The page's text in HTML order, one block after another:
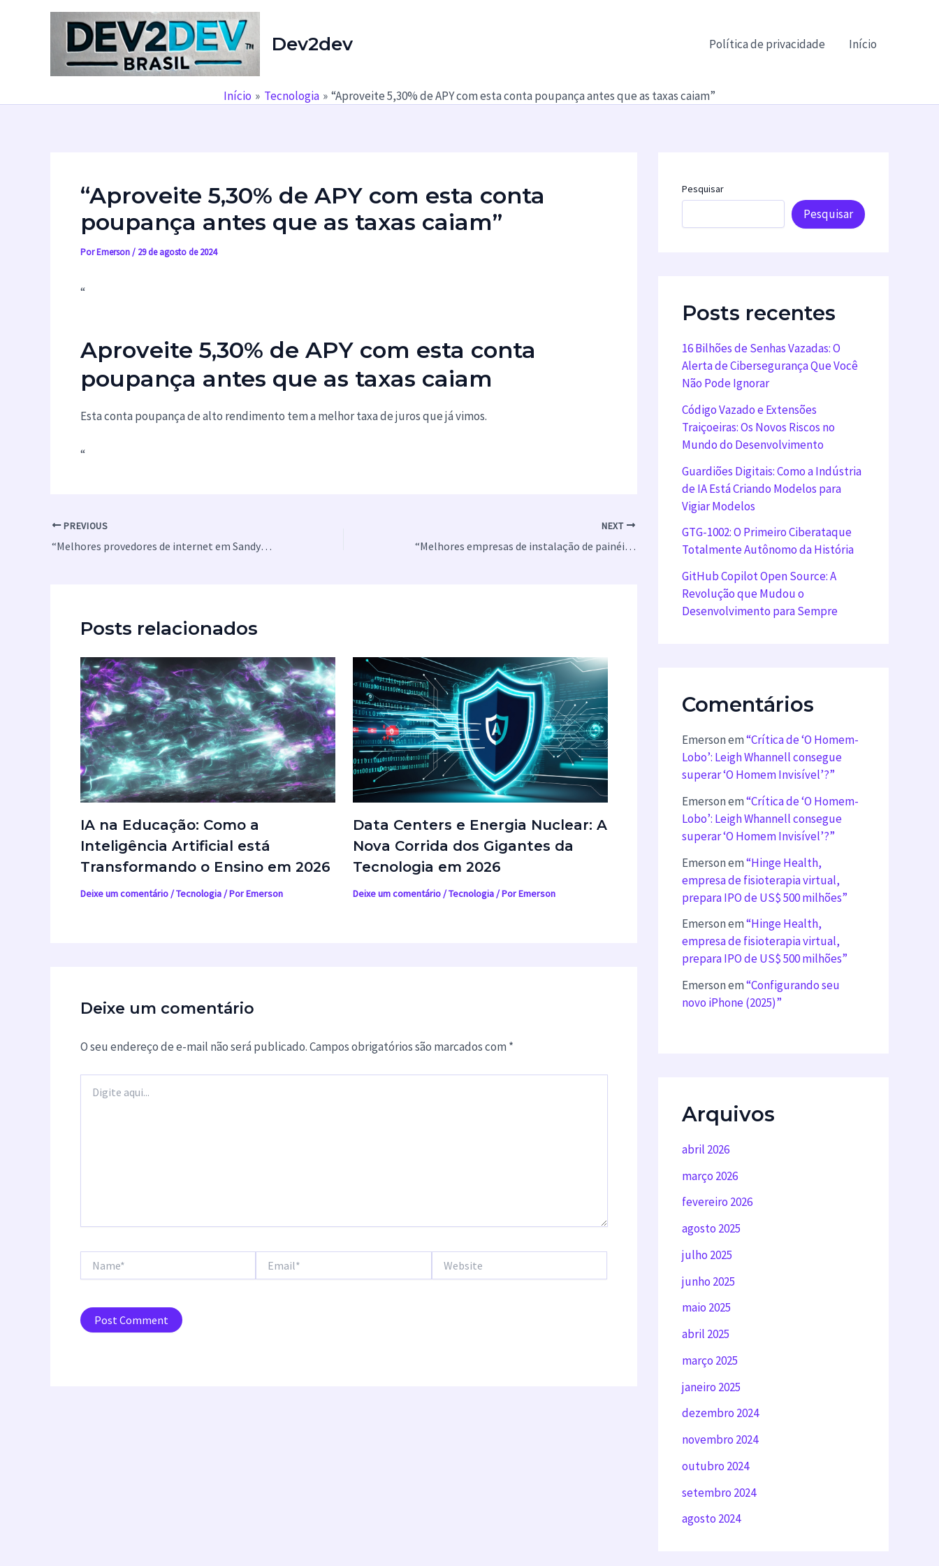
Dev2dev Política de privacidade Início
Início Tecnologia “Aproveite 5,30% de APY com esta conta poupança antes que as taxas caiam”
“Aproveite 5,30% de APY com esta conta
poupança antes que as taxas caiam”
PorEmerson/ 29 de agosto de 2024
“
Aproveite 5,30% de APY com esta conta
poupança antes que as taxas caiam
Esta conta poupança de alto rendimento tem a melhor taxa de juros que já vimos.
“
PREVIOUS
“Melhores provedores de internet em Sandy Springs, Geórgia”
NEXT
“Melhores empresas de instalação de painéis solares no Havaí”
Posts relacionados
IA na Educação: Como a
Inteligência Artificial está
Transformando o Ensino em 2026
Deixe um comentário/Tecnologia/ PorEmerson
Data Centers e Energia Nuclear: A
Nova Corrida dos Gigantes da
Tecnologia em 2026
Deixe um comentário/Tecnologia/ PorEmerson
Deixe um comentário
O seu endereço de e-mail não será publicado.Campos obrigatórios são marcados com*
aqui...
Pesquisar
Pesquisar
Posts recentes
16 Bilhões de Senhas Vazadas: O
Alerta de Cibersegurança Que Você
Não Pode Ignorar
Código Vazado e Extensões
Traiçoeiras: Os Novos Riscos no
Mundo do Desenvolvimento
Guardiões Digitais: Como a Indústria
de IA Está Criando Modelos para
Vigiar Modelos
GTG-1002: O Primeiro Ciberataque
Totalmente Autônomo da História
GitHub Copilot Open Source: A
Revolução que Mudou o
Desenvolvimento para Sempre
Comentários
Emersonem“Crítica de ‘O Homem-
Lobo’: Leigh Whannell consegue
superar ‘O Homem Invisível’?”
Emersonem“Crítica de ‘O Homem-
Lobo’: Leigh Whannell consegue
superar ‘O Homem Invisível’?”
Emersonem“Hinge Health,
empresa de fisioterapia virtual,
prepara IPO de US$ 500 milhões”
Emersonem“Hinge Health,
empresa de fisioterapia virtual,
prepara IPO de US$ 500 milhões”
Emersonem“Configurando seu
novo iPhone (2025)”
Arquivos
abril 2026
março 2026
fevereiro 2026
agosto 2025
julho 2025
junho 2025
maio 2025
abril 2025
março 2025
janeiro 2025
dezembro 2024
novembro 2024
outubro 2024
setembro 2024
agosto 2024